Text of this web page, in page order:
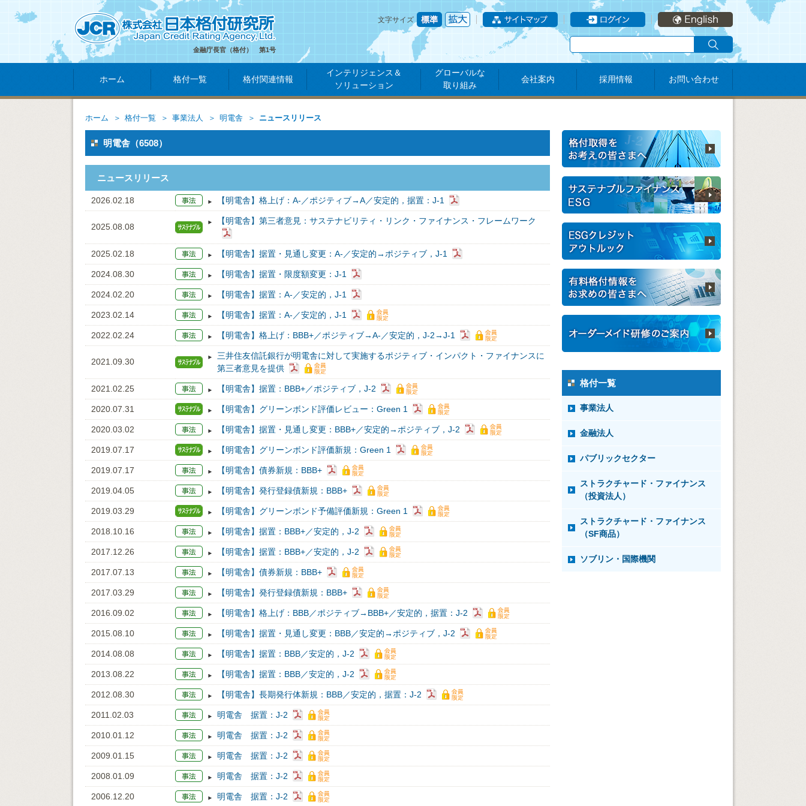
金融庁長官（格付） 第1号
文字サイズ
ホーム 格付一覧 格付関連情報
インテリジェンス＆
ソリューション
グローバルな
取り組み
会社案内 採用情報 お問い合わせ
ホーム 格付一覧 事業法人 明電舎 ニュースリリース
明電舎（6508）
ニュースリリース
2026.02.18 【明電舎】格上げ：A-／ポジティブ→A／安定的，据置：J-1
2025.08.08
【明電舎】第三者意見：サステナビリティ・リンク・ファイナンス・フレームワーク
2025.02.18 【明電舎】据置・見通し変更：A-／安定的→ポジティブ，J-1
2024.08.30 【明電舎】据置・限度額変更：J-1
2024.02.20 【明電舎】据置：A-／安定的，J-1
2023.02.14 【明電舎】据置：A-／安定的，J-1
2022.02.24 【明電舎】格上げ：BBB+／ポジティブ→A-／安定的，J-2→J-1
2021.09.30
三井住友信託銀行が明電舎に対して実施するポジティブ・インパクト・ファイナンスに
第三者意見を提供
2021.02.25 【明電舎】据置：BBB+／ポジティブ，J-2
2020.07.31 【明電舎】グリーンボンド評価レビュー：Green 1
2020.03.02 【明電舎】据置・見通し変更：BBB+／安定的→ポジティブ，J-2
2019.07.17 【明電舎】グリーンボンド評価新規：Green 1
2019.07.17 【明電舎】債券新規：BBB+
2019.04.05 【明電舎】発行登録債新規：BBB+
2019.03.29 【明電舎】グリーンボンド予備評価新規：Green 1
2018.10.16 【明電舎】据置：BBB+／安定的，J-2
2017.12.26 【明電舎】据置：BBB+／安定的，J-2
2017.07.13 【明電舎】債券新規：BBB+
2017.03.29 【明電舎】発行登録債新規：BBB+
2016.09.02 【明電舎】格上げ：BBB／ポジティブ→BBB+／安定的，据置：J-2
2015.08.10 【明電舎】据置・見通し変更：BBB／安定的→ポジティブ，J-2
2014.08.08 【明電舎】据置：BBB／安定的，J-2
2013.08.22 【明電舎】据置：BBB／安定的，J-2
2012.08.30 【明電舎】長期発行体新規：BBB／安定的，据置：J-2
2011.02.03 明電舎 据置：J-2
2010.01.12 明電舎 据置：J-2
2009.01.15 明電舎 据置：J-2
2008.01.09 明電舎 据置：J-2
2006.12.20 明電舎 据置：J-2
格付一覧
事業法人
金融法人
パブリックセクター
ストラクチャード・ファイナンス
（投資法人）
ストラクチャード・ファイナンス
（SF商品）
ソブリン・国際機関